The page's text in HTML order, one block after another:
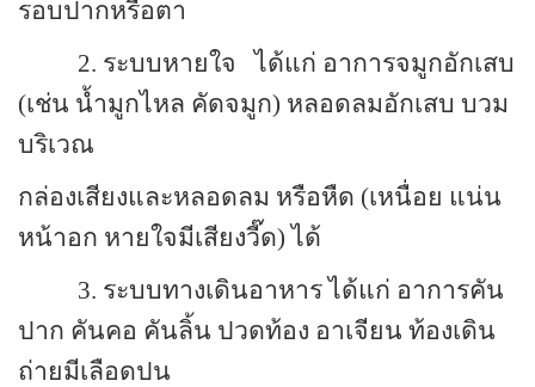
รอบปากหรือตา
2. ระบบหายใจ ได้แก่ อาการจมูกอักเสบ
(เช่น น้ำมูกไหล คัดจมูก) หลอดลมอักเสบ บวม
บริเวณ
กล่องเสียงและหลอดลม หรือหืด (เหนื่อย แน่น
หน้าอก หายใจมีเสียงวี๊ด) ได้
3. ระบบทางเดินอาหาร ได้แก่ อาการคัน
ปาก คันคอ คันลิ้น ปวดท้อง อาเจียน ท้องเดิน
ถ่ายมีเลือดปน